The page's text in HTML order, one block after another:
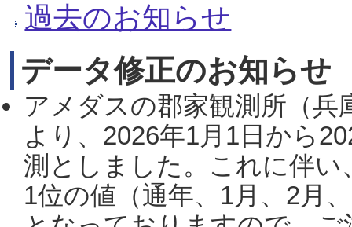
過去のお知らせ
データ修正のお知らせ
アメダスの郡家観測所（
より、2026年1月1日から
測としました。これに伴い
1位の値（通年、1月、2月